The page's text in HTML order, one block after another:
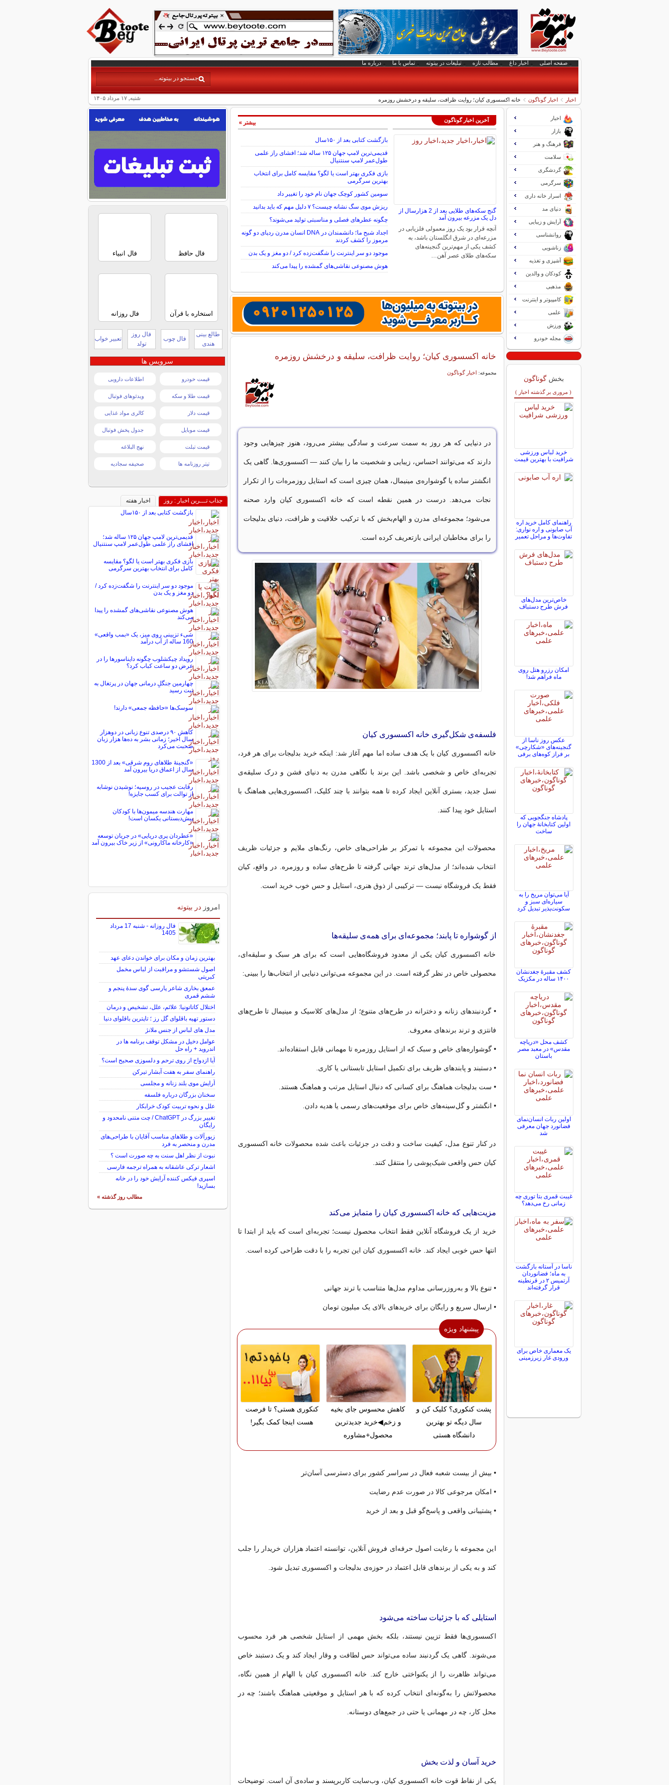
صفحه اصلی اخبار داغ مطالب تازه تبلیغات در بیتوته تماس با ما درباره ما
شنبه, ۱۷ مرداد ۱۴۰۵ اخبار اخبار گوناگون خانه اکسسوری کیان؛ روایت ظرافت، سلیقه و درخشش روزمره
آخرین اخبار گوناگون
گنج سکه‌های طلایی بعد از 2 هزارسال از
دل یک مزرعه بیرون آمد
آنچه قرار بود یک روز معمولی فلزیابی در
مزرعه‌ای در شرق انگلستان باشد، به
کشف یکی از مهم‌ترین گنجینه‌های
سکه‌های طلای عصر آهن…
بازگشت کتابی بعد از ۱۵۰سال
قدیمی‌ترین لامپ جهان ۱۲۵ ساله شد؛ افشای راز علمی
طول‌عمر لامپ سنتنیال
بازی فکری بهتر است یا لگو؟ مقایسه کامل برای انتخاب
بهترین سرگرمی
سومین کشور کوچک جهان نام خود را تغییر داد
ریزش موی سگ نشانه چیست؟ ۷ دلیل مهم که باید بدانید
چگونه عطرهای فصلی و مناسبتی تولید می‌شوند؟
اجداد شبح ما؛ دانشمندان در DNA انسان مدرن ردپای دو گونه
مرموز را کشف کردند
موجود دو سر اینترنت را شگفت‌زده کرد / دو مغز و یک بدن
هوش مصنوعی نقاشی‌های گمشده را پیدا می‌کند
بیشتر »
خانه اکسسوری کیان؛ روایت ظرافت، سلیقه و درخشش روزمره
مجموعه: اخبار گوناگون
در دنیایی که هر روز به سمت سرعت و سادگی بیشتر می‌رود، هنوز چیزهایی وجود
دارند که می‌توانند احساس، زیبایی و شخصیت ما را بیان کنند — اکسسوری‌ها. گاهی یک
انگشتر ساده یا گوشواره‌ی مینیمال، همان چیزی است که استایل روزمره‌ات را از تکرار
نجات می‌دهد. درست در همین نقطه است که خانه اکسسوری کیان وارد صحنه
می‌شود؛ مجموعه‌ای مدرن و الهام‌بخش که با ترکیب خلاقیت و ظرافت، دنیای بدلیجات
را برای مخاطبان ایرانی بازتعریف کرده است.
فلسفه‌ی شکل‌گیری خانه اکسسوری کیان
خانه اکسسوری کیان با یک هدف ساده اما مهم آغاز شد: اینکه خرید بدلیجات برای هر فرد،
تجربه‌ای خاص و شخصی باشد. این برند با نگاهی مدرن به دنیای فشن و درک سلیقه‌ی
نسل جدید، بستری آنلاین ایجاد کرده تا همه بتوانند با چند کلیک، اکسسوری‌هایی هماهنگ با
استایل خود پیدا کنند.
محصولات این مجموعه با تمرکز بر طراحی‌های خاص، رنگ‌های ملایم و جزئیات ظریف
انتخاب شده‌اند؛ از مدل‌های ترند جهانی گرفته تا طرح‌های ساده و روزمره. در واقع، کیان
فقط یک فروشگاه نیست — ترکیبی از ذوق هنری، استایل و حس خوب خرید است.
از گوشواره تا پابند؛ مجموعه‌ای برای همه‌ی سلیقه‌ها
خانه اکسسوری کیان یکی از معدود فروشگاه‌هایی است که برای هر سبک و سلیقه‌ای،
محصولی خاص در نظر گرفته است. در این مجموعه می‌توانی دنیایی از انتخاب‌ها را ببینی:
• گردنبندهای زنانه و دخترانه در طرح‌های متنوع؛ از مدل‌های کلاسیک و مینیمال تا طرح‌های
فانتزی و ترند برندهای معروف.
• گوشواره‌های خاص و سبک که از استایل روزمره تا مهمانی قابل استفاده‌اند.
• دستبند و پابندهای ظریف برای تکمیل استایل تابستانی یا کاری.
• ست بدلیجات هماهنگ برای کسانی که دنبال استایل مرتب و هماهنگ هستند.
• انگشتر و گل‌سینه‌های خاص برای موقعیت‌های رسمی یا هدیه دادن.
در کنار تنوع مدل، کیفیت ساخت و دقت در جزئیات باعث شده محصولات خانه اکسسوری
کیان حس واقعی شیک‌پوشی را منتقل کنند.
مزیت‌هایی که خانه اکسسوری کیان را متمایز می‌کند
خرید از یک فروشگاه آنلاین فقط انتخاب محصول نیست؛ تجربه‌ای است که باید از ابتدا تا
انتها حس خوبی ایجاد کند. خانه اکسسوری کیان این تجربه را با دقت طراحی کرده است.
• تنوع بالا و به‌روزرسانی مداوم مدل‌ها متناسب با ترند جهانی
• ارسال سریع و رایگان برای خریدهای بالای یک میلیون تومان
پیشنهاد ویژه
پشت کنکوری؟ کلیک کن و
سال دیگه تو بهترین
دانشگاه هستی
کاهش محسوس جای بخیه
و زخم◀خرید جدیدترین
محصول+مشاوره
کنکوری هستی؟ تا فرصت
هست اینجا کمک بگیر!
• بیش از بیست شعبه فعال در سراسر کشور برای دسترسی آسان‌تر
• امکان مرجوعی کالا در صورت عدم رضایت
• پشتیبانی واقعی و پاسخ‌گو قبل و بعد از خرید
این مجموعه با رعایت اصول حرفه‌ای فروش آنلاین، توانسته اعتماد هزاران خریدار را جلب
کند و به یکی از برندهای قابل اعتماد در حوزه‌ی بدلیجات و اکسسوری تبدیل شود.
استایلی که با جزئیات ساخته می‌شود
اکسسوری‌ها فقط تزیین نیستند، بلکه بخش مهمی از استایل شخصی هر فرد محسوب
می‌شوند. گاهی یک گردنبند ساده می‌تواند حس لطافت و وقار ایجاد کند و یک دستبند خاص
می‌تواند ظاهرت را از یکنواختی خارج کند. خانه اکسسوری کیان با الهام از همین نگاه،
محصولاتش را به‌گونه‌ای انتخاب کرده که با هر استایل و موقعیتی هماهنگ باشند؛ چه در
محل کار، چه در مهمانی یا حتی در جمع‌های دوستانه.
خرید آسان و لذت بخش
یکی از نقاط قوت خانه اکسسوری کیان، وب‌سایت کاربرپسند و ساده‌ی آن است. توضیحات
اخبار
بازار
فرهنگ و هنر
سلامت
گردشگری
سرگرمی
اسرار خانه داری
دنیای مد
آرایش و زیبایی
روانشناسی
زناشویی
آشپزی و تغذیه
کودکان و والدین
مذهبی
کامپیوتر و اینترنت
علمی
ورزش
مجله خودرو
بخش گوناگون
( مروری بر گذشته اخبار )
خرید لباس ورزشی
شرافیت با بهترین قیمت
راهنمای کامل خرید اره
آب صابونی و اره نواری:
تفاوت‌ها و مراحل تعمیر
خاص‌ترین مدل‌های
فرش طرح دستباف
امکان رزرو هتل روی
ماه فراهم شد!
عکس روز ناسا از
گنجینه‌های «شکارچی»
بر فراز کوه‌های برفی
پادشاه جنگجویی که
اولین کتابخانۀ جهان را
ساخت
آیا می‌توان مریخ را به
سیاره‌ای سبز و
سکونت‌پذیر تبدیل کرد
کشف مقبرۀ جغدنشان
۱۴۰۰ ساله در مکزیک
کشف محل «دریاچه
مقدس» در معبد مصر
باستان
اولین ربات انسان‌نمای
فضانورد جهان معرفی
شد
غیبت قمری بتا توری چه
زمانی رخ می‌دهد؟
ناسا در آستانه بازگشت
به ماه؛ فضانوردان
آرتمیس ۲ در قرنطینه
قرار گرفته‌اند
یک معماری خاص برای
ورودی غار زیرزمینی
فال حافظ فال انبیاء
استخاره با قرآن فال روزانه
طالع بینی
هندی
فال چوب
فال روز
تولد
تعبیر خواب
سرویس ها
قیمت خودرو اطلاعات دارویی
قیمت طلا و سکه ویدئوهای فوتبال
قیمت دلار کالری مواد غذایی
قیمت موبایل جدول پخش فوتبال
قیمت تبلت نهج البلاغه
تیتر روزنامه ها صحیفه سجادیه
جذاب تـــرین اخبار : روز
اخبار هفته
بازگشت کتابی بعد از ۱۵۰سال
قدیمی‌ترین لامپ جهان ۱۲۵ ساله شد؛
افشای راز علمی طول‌عمر لامپ سنتنیال
بازی فکری بهتر است یا لگو؟ مقایسه
کامل برای انتخاب بهترین سرگرمی
موجود دو سر اینترنت را شگفت‌زده کرد /
دو مغز و یک بدن
هوش مصنوعی نقاشی‌های گمشده را پیدا
می‌کند
شیء تزیینی روی میز، یک «بمب واقعی»
160 ساله از آب درآمد
رویداد چیکشلوب چگونه دایناسورها را در
عرض دو ساعت کباب کرد؟
چهارمین جنگلِ درمانی جهان در پرتغال به
ثبت رسید
سوسک‌ها «حافظه جمعی» دارند!
کاهش ۹۰ درصدی تنوع زبانی در دوهزار
سال اخیر؛ زمانی بشر به ده‌ها هزار زبان
صحبت می‌کرد
«گنجینۀ طلاهای روم شرقی» بعد از 1300
سال از اعماق دریا بیرون آمد
رقابت عجیب در روسیه؛ نوشیدن نوشابه
از توالت برای کسب جایزه!
مهارت هندسه میمون‌ها با کودکان
پیش‌دبستانی یکسان است!
«عطردان پری دریایی» در جریان توسعه
«کارخانه ماکارونی» از زیر خاک بیرون آمد
امروز در بیتوته
فال روزانه - شنبه 17 مرداد
1405
بهترین زمان و مکان برای خواندن دعای عهد
اصول شستشو و مراقبت از لباس مخمل
کبریتی
عمعق بخاری شاعر پارسی گوی سدهٔ پنجم و
ششم قمری
اختلال کاتاتونیا: علائم، علل، تشخیص و درمان
دستور تهیه باقلوای گل رز ؛ تاپترین باقلوای دنیا
مدل های لباس از جنس ملانژ
عوامل دخیل در مشکل توقف برنامه ها در
اندروید + راه حل
آیا ازدواج از روی ترحم و دلسوزی صحیح است؟
راهنمای سفر به هفت آبشار تیرکن
آرایش موی بلند زنانه و مجلسی
سخنان بزرگان درباره فلسفه
علل و نحوه تربیت کودک خرابکار
تغییر بزرگ در ChatGPT / چت متنی نامحدود و
رایگان
زیورآلات و طلاهای مناسب آقایان با طراحی‌های
مدرن و منحصر به فرد
نبوت از نظر اهل سنت به چه صورت است ؟
اشعار ترکی عاشقانه به همراه ترجمه فارسی
اسپری فیکس کننده آرایش خود را در خانه
بسازید!
مطالب روز گذشته »